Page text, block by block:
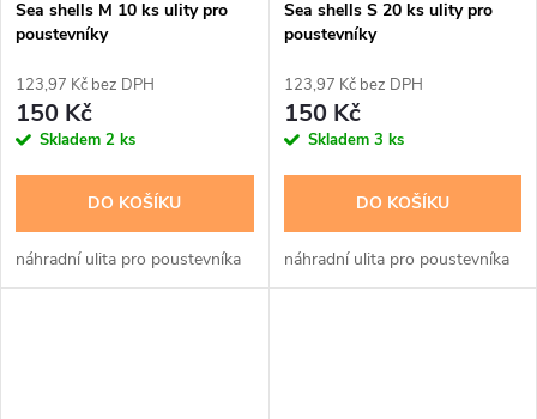
Sea shells M 10 ks ulity pro
poustevníky
123,97 Kč bez DPH
150 Kč
Skladem 2 ks
DO KOŠÍKU
náhradní ulita pro poustevníka
Sea shells S 20 ks ulity pro
poustevníky
123,97 Kč bez DPH
150 Kč
Skladem 3 ks
DO KOŠÍKU
náhradní ulita pro poustevníka